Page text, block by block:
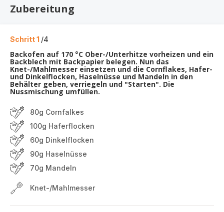
Zubereitung
Schritt 1 /4
Backofen auf 170 °C Ober-/Unterhitze vorheizen und ein
Backblech mit Backpapier belegen. Nun das
Knet-/Mahlmesser einsetzen und die Cornflakes, Hafer-
und Dinkelflocken, Haselnüsse und Mandeln in den
Behälter geben, verriegeln und "Starten". Die
Nussmischung umfüllen.
80g Cornfalkes
100g Haferflocken
60g Dinkelflocken
90g Haselnüsse
70g Mandeln
Knet-/Mahlmesser